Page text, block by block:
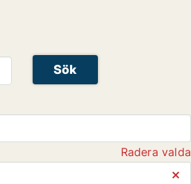
Sök
Radera valda
⨯